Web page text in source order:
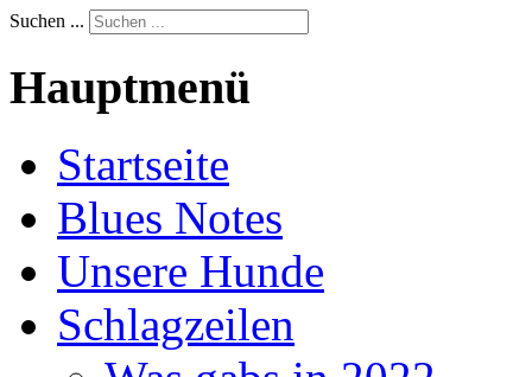
Suchen ...
Hauptmenü
Startseite
Blues Notes
Unsere Hunde
Schlagzeilen